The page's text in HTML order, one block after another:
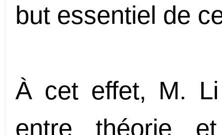
but essentiel de
À cet effet, M.
entre théorie